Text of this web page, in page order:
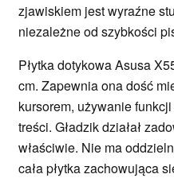
zjawiskiem jest wyraźne
niezależne od szybkości
Płytka dotykowa Asusa
cm. Zapewnia ona dość
kursorem, używanie
treści. Gładzik działał
właściwie. Nie ma
cała płytka zachowująca